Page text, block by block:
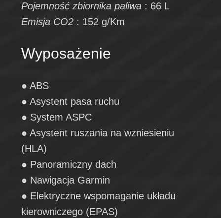
Pojemność zbiornika paliwa : 66 L
Emisja CO2 : 152 g/Km
Wyposażenie
● ABS
● Asystent pasa ruchu
● System ASPC
● Asystent ruszania na wzniesieniu
(HLA)
● Panoramiczny dach
● Nawigacja Garmin
● Elektryczne wspomaganie układu
kierowniczego (EPAS)